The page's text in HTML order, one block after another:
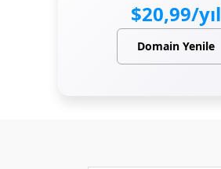
$20,99/yıl
Domain Yenile